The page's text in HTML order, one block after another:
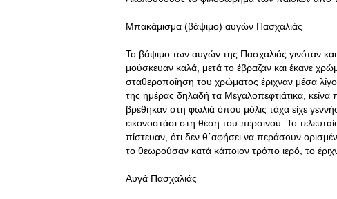
Μπακάμισμα (βάψιμο) αυγών Πασχαλιάς
Το βάψιμο των αυγών της Πασχαλιάς γινόταν
μούσκευαν καλά, μετά το έβραζαν και έκανε
σταθεροποίηση του χρώματος έριχναν μέσα
της ημέρας δηλαδή τα Μεγαλοπεφτιάτικα,
βρέθηκαν στη φωλιά όπου μόλις τάχα είχε
εικονοστάσι στη θέση του περσινού. Το
πίστευαν, ότι δεν θ΄αφήσει να περάσουν
το θεωρούσαν κατά κάποιον τρόπο ιερό, το
Αυγά Πασχαλιάς